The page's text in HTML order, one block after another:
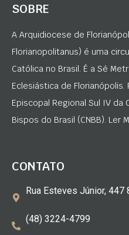
SOBRE
A Arquidiocese de
Florianopolitanus) é uma
Católica no Brasil. É a Sé
Eclesiástica de
Episcopal Regional Sul IV da
Bispos do Brasil (CNBB). Ler
CONTATO
Rua Esteves Júnior,
(48) 3224-4799